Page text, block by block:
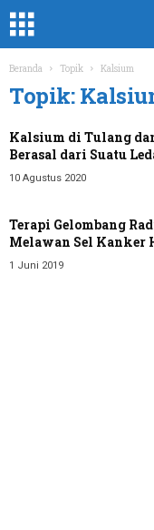
Beranda Topik Kalsium
Topik:
Kalsium di Tulang
Berasal dari Suatu
10 Agustus 2020
Terapi Gelombang
Melawan Sel Kanker
1 Juni 2019